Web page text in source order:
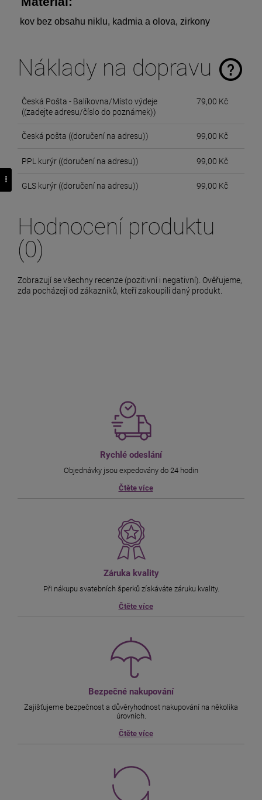
kov bez obsahu niklu, kadmia a olova, zirkony
Náklady na dopravu
The price does not include any possible payment costs
Česká Pošta - Balíkovna/Místo výdeje
((zadejte adresu/číslo do poznámek))
79,00 Kč
Česká pošta ((doručení na adresu)) 99,00 Kč
PPL kurýr ((doručení na adresu)) 99,00 Kč
GLS kurýr ((doručení na adresu)) 99,00 Kč
Hodnocení produktu
(0)
Zobrazují se všechny recenze (pozitivní i negativní). Ověřujeme,
zda pocházejí od zákazníků, kteří zakoupili daný produkt.
Rychlé odeslání
Objednávky jsou expedovány do 24 hodin
Čtěte více
Záruka kvality
Při nákupu svatebních šperků získáváte záruku kvality.
Čtěte více
Bezpečné nakupování
Zajišťujeme bezpečnost a důvěryhodnost nakupování na několika
úrovních.
Čtěte více